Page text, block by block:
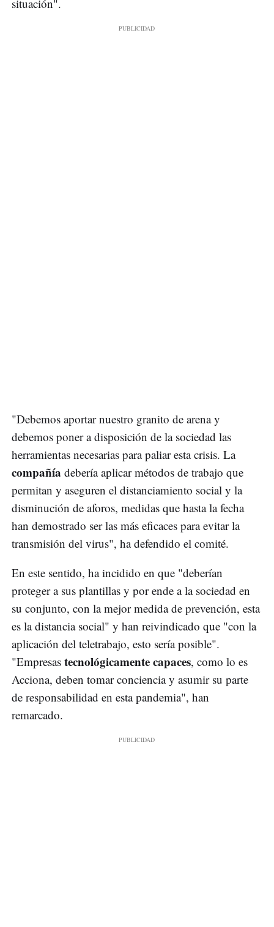
situación".
"Debemos aportar nuestro granito de arena y
debemos poner a disposición de la sociedad las
herramientas necesarias para paliar esta crisis. La
compañía debería aplicar métodos de trabajo que
permitan y aseguren el distanciamiento social y la
disminución de aforos, medidas que hasta la fecha
han demostrado ser las más eficaces para evitar la
transmisión del virus", ha defendido el comité.
En este sentido, ha incidido en que "deberían
proteger a sus plantillas y por ende a la sociedad en
su conjunto, con la mejor medida de prevención, esta
es la distancia social" y han reivindicado que "con la
aplicación del teletrabajo, esto sería posible".
"Empresas tecnológicamente capaces, como lo es
Acciona, deben tomar conciencia y asumir su parte
de responsabilidad en esta pandemia", han
remarcado.